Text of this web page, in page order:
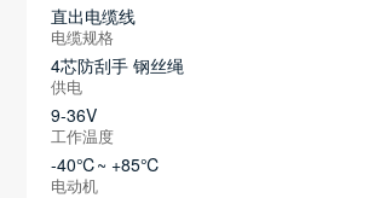
直出电缆线
电缆规格
4芯防刮手 钢丝绳
供电
9-36V
工作温度
-40℃~ +85℃
电动机